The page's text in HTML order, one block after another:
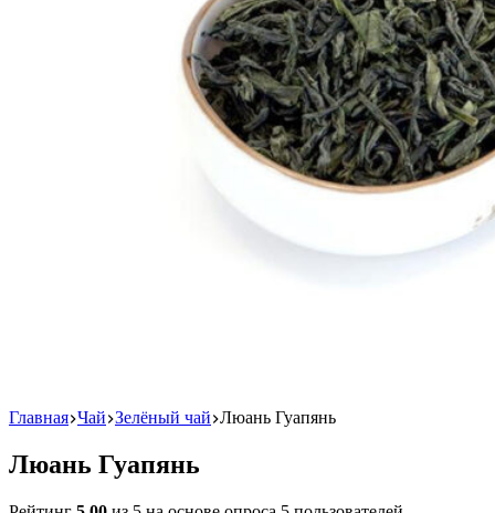
Главная Чай Зелёный чай Люань Гуапянь
Люань Гуапянь